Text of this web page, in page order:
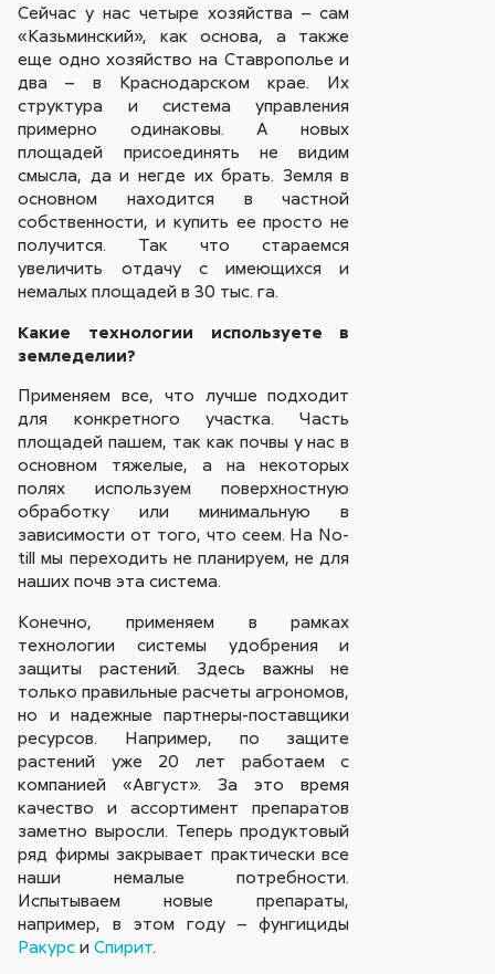
Сейчас у нас четыре хозяйства – сам
«Казьминский», как основа, а также
еще одно хозяйство на Ставрополье и
два – в Краснодарском крае. Их
структура и система управления
примерно одинаковы. А новых
площадей присоединять не видим
смысла, да и негде их брать. Земля в
основном находится в частной
собственности, и купить ее просто не
получится. Так что стараемся
увеличить отдачу с имеющихся и
немалых площадей в 30 тыс. га.
Какие технологии используете в
земледелии?
Применяем все, что лучше подходит
для конкретного участка. Часть
площадей пашем, так как почвы у нас в
основном тяжелые, а на некоторых
полях используем поверхностную
обработку или минимальную в
зависимости от того, что сеем. На No-
till мы переходить не планируем, не для
наших почв эта система.
Конечно, применяем в рамках
технологии системы удобрения и
защиты растений. Здесь важны не
только правильные расчеты агрономов,
но и надежные партнеры-поставщики
ресурсов. Например, по защите
растений уже 20 лет работаем с
компанией «Август». За это время
качество и ассортимент препаратов
заметно выросли. Теперь продуктовый
ряд фирмы закрывает практически все
наши немалые потребности.
Испытываем новые препараты,
например, в этом году – фунгициды
Ракурс иСпирит.